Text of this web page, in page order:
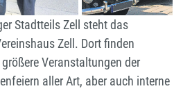
Stadtteils Zell steht das
Zell. Dort finden
Veranstaltungen der
aller Art, aber auch interne